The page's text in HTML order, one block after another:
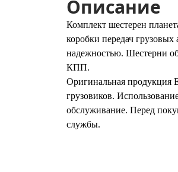
Описание
Комплект шестерен
коробки передач
надежностью. Шестерни
КПП.
Оригинальная продукция
грузовиков.
обслуживание. Перед
службы.